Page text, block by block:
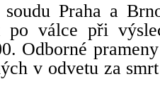
Praha a
válce při
Odborné
v odvetu za